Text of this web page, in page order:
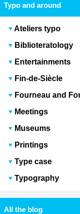
Typo and around
Ateliers typo
Biblioteratology
Entertainments
Fin-de-Siècle
Fourneau and
Meetings
Museums
Printings
Type case
Typography
All the blog